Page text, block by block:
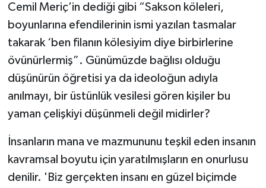
Cemil Meriç’in dediği gibi “Sakson köleleri,
boyunlarına efendilerinin ismi yazılan tasmalar
takarak ‘ben filanın kölesiyim diye birbirlerine
övünürlermiş”. Günümüzde bağlısı olduğu
düşünürün öğretisi ya da ideoloğun adıyla
anılmayı, bir üstünlük vesilesi gören kişiler bu
yaman çelişkiyi düşünmeli değil midirler?
İnsanların mana ve mazmununu teşkil eden insanın
kavramsal boyutu için yaratılmışların en onurlusu
denilir. 'Biz gerçekten insanı en güzel biçimde